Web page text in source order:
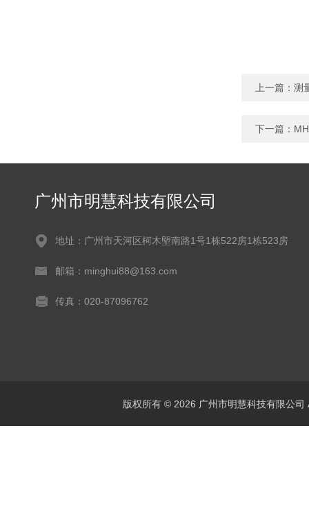
上一篇： 测
下一篇：
广州市明慧科技有限公司
地址：广州市天河区柯木塱南路1号1栋522房1栋523房
邮箱：minghui88@163.com
传真：020-87096762
版权所有 © 2026 广州市明慧科技有限